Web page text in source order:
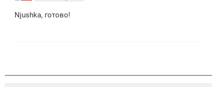
б
Njushka, готово!